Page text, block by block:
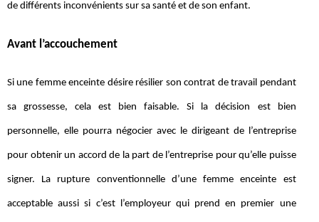
de différents inconvénients sur sa santé et de son enfant.
Avant l’accouchement
Si une femme enceinte désire résilier son contrat de travail pendant
sa grossesse, cela est bien faisable. Si la décision est bien
personnelle, elle pourra négocier avec le dirigeant de l’entreprise
pour obtenir un accord de la part de l’entreprise pour qu’elle puisse
signer. La rupture conventionnelle d’une femme enceinte est
acceptable aussi si c’est l’employeur qui prend en premier une